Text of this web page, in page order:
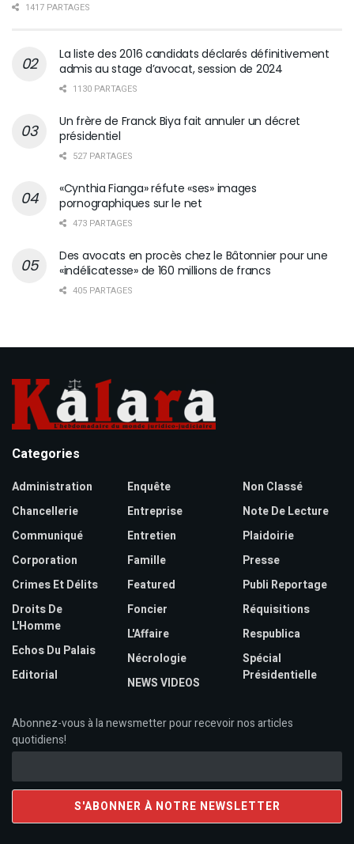
1417 PARTAGES
La liste des 2016 candidats déclarés définitivement
admis au stage d’avocat, session de 2024
1130 PARTAGES
Un frère de Franck Biya fait annuler un décret
présidentiel
527 PARTAGES
«Cynthia Fianga» réfute «ses» images
pornographiques sur le net
473 PARTAGES
Des avocats en procès chez le Bâtonnier pour une
«indélicatesse» de 160 millions de francs
405 PARTAGES
Categories
Administration
Chancellerie
Communiqué
Corporation
Crimes Et Délits
Droits De
L'Homme
Echos Du Palais
Editorial
Enquête
Entreprise
Entretien
Famille
Featured
Foncier
L'Affaire
Nécrologie
NEWS VIDEOS
Non Classé
Note De Lecture
Plaidoirie
Presse
Publi Reportage
Réquisitions
Respublica
Spécial
Présidentielle
Abonnez-vous à la newsmetter pour recevoir nos articles
quotidiens!